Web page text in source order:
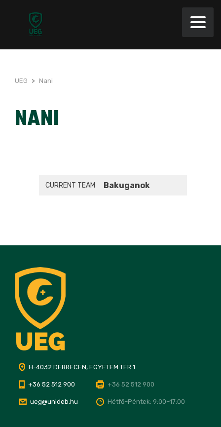
UEG > Nani
NANI
CURRENT TEAM Bakuganok
H-4032 DEBRECEN, EGYETEM TÉR 1.
+36 52 512 900 +36 52 512 900
ueg@unideb.hu Hétfő–Péntek: 9:00–17:00